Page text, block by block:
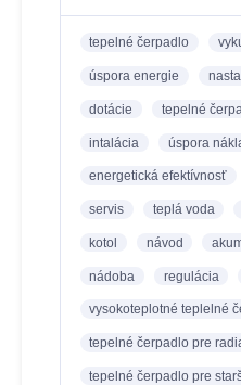
tepelné čerpadlo
úspora energie
dotácie tepelné
intalácia úspora
energetická efektívnosť
servis teplá voda
kotol návod
nádoba regulácia
vysokoteplotné teplelné
tepelné čerpadlo pre
tepelné čerpadlo pre